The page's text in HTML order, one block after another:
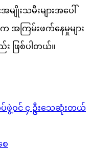
ျိုးသမီးများအပေါ်
အကြမ်းဖက်နေမှုများ
ဖြစ်ပါတယ်။
ပ်ဖွဲ့ဝင် ၄ ဦးသေဆုံးတယ်
ေ